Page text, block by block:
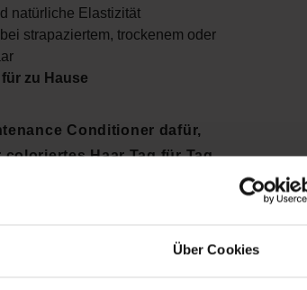
Über Cookies
natürliche Elastizität
strapaziertem, trockenem oder
zu Hause
Conditioner dafür,
Haar Tag für Tag